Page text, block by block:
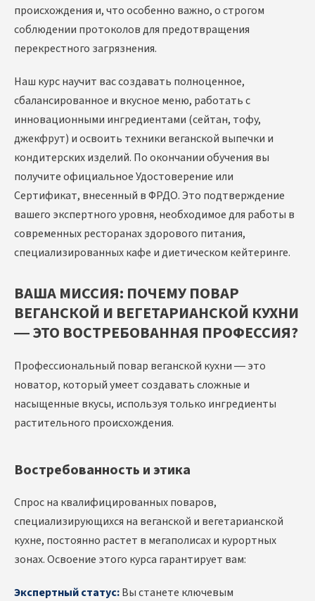
происхождения и, что особенно важно, о строгом
соблюдении протоколов для предотвращения
перекрестного загрязнения.
Наш курс научит вас создавать полноценное,
сбалансированное и вкусное меню, работать с
инновационными ингредиентами (сейтан, тофу,
джекфрут) и освоить техники веганской выпечки и
кондитерских изделий. По окончании обучения вы
получите официальное Удостоверение или
Сертификат, внесенный в ФРДО. Это подтверждение
вашего экспертного уровня, необходимое для работы в
современных ресторанах здорового питания,
специализированных кафе и диетическом кейтеринге.
ВАША МИССИЯ: ПОЧЕМУ ПОВАР
ВЕГАНСКОЙ И ВЕГЕТАРИАНСКОЙ КУХНИ
— ЭТО ВОСТРЕБОВАННАЯ ПРОФЕССИЯ?
Профессиональный повар веганской кухни — это
новатор, который умеет создавать сложные и
насыщенные вкусы, используя только ингредиенты
растительного происхождения.
Востребованность и этика
Спрос на квалифицированных поваров,
специализирующихся на веганской и вегетарианской
кухне, постоянно растет в мегаполисах и курортных
зонах. Освоение этого курса гарантирует вам:
Экспертный статус:Вы станете ключевым